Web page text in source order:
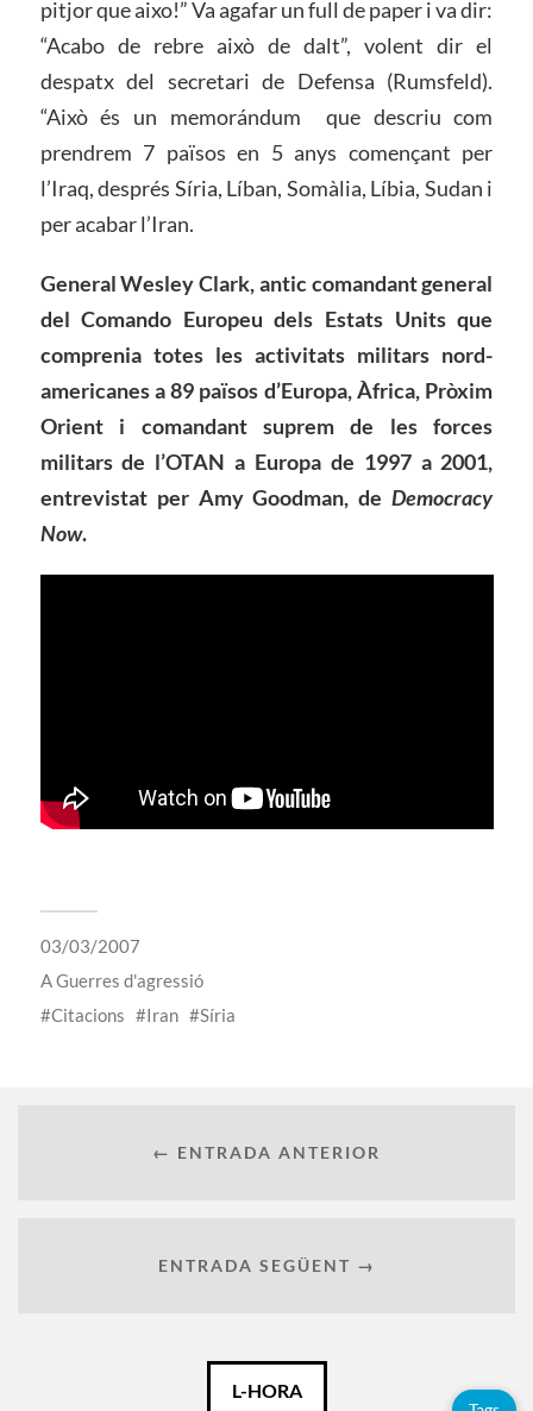
pitjor que aixo!” Va agafar un full de paper i va dir:
“Acabo de rebre això de dalt”, volent dir el
despatx del secretari de Defensa (Rumsfeld).
“Això és un memorándum que descriu com
prendrem 7 països en 5 anys començant per
l’Iraq, després Síria, Líban, Somàlia, Líbia, Sudan i
per acabar l’Iran.
General Wesley Clark, antic comandant general
del Comando Europeu dels Estats Units que
comprenia totes les activitats militars nord-
americanes a 89 països d’Europa, Àfrica, Pròxim
Orient i comandant suprem de les forces
militars de l’OTAN a Europa de 1997 a 2001,
entrevistat per Amy Goodman, deDemocracy
Now.
03/03/2007
A Guerres d'agressió
Citacions
Iran Síria
← ENTRADA ANTERIOR
ENTRADA SEGÜENT →
L-HORA